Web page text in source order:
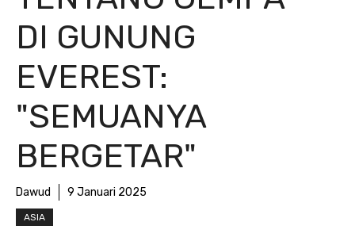
DI GUNUNG
EVEREST:
"SEMUANYA
BERGETAR"
Dawud 9 Januari 2025
ASIA